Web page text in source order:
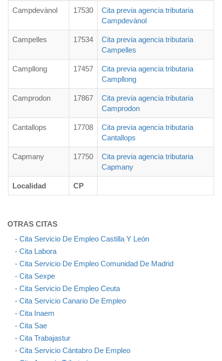
Campdevànol 17530
Cita previa agencia tributaria
Campdevànol
Campelles 17534
Cita previa agencia tributaria
Campelles
Campllong 17457
Cita previa agencia tributaria
Campllong
Camprodon 17867
Cita previa agencia tributaria
Camprodon
Cantallops 17708
Cita previa agencia tributaria
Cantallops
Capmany 17750
Cita previa agencia tributaria
Capmany
Localidad CP
OTRAS CITAS
- Cita Servicio De Empleo Castilla Y León
- Cita Labora
- Cita Servicio De Empleo Comunidad De Madrid
- Cita Sexpe
- Cita Servicio De Empleo Ceuta
- Cita Servicio Canario De Empleo
- Cita Inaem
- Cita Sae
- Cita Trabajastur
- Cita Servicio Cántabro De Empleo